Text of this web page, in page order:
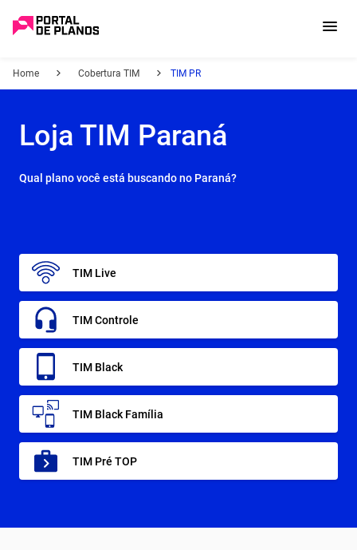
Home Cobertura TIM TIM PR
Loja TIM Paraná
Qual plano você está buscando no Paraná?
TIM Live
TIM Controle
TIM Black
TIM Black Família
TIM Pré TOP